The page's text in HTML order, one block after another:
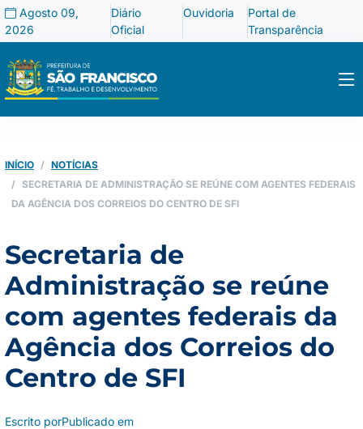
Agosto 09,
2026
Diário
Oficial
Ouvidoria
Portal de
Transparência
INÍCIO
NOTÍCIAS
SECRETARIA DE ADMINISTRAÇÃO SE REÚNE COM AGENTES FEDERAIS
DA AGÊNCIA DOS CORREIOS DO CENTRO DE SFI
Secretaria de
Administração se reúne
com agentes federais da
Agência dos Correios do
Centro de SFI
Escrito porPublicado em